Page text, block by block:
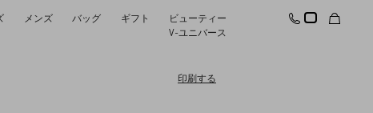
メンズ バッグ ギフト
ビューティー
V-ユニバース
印刷する